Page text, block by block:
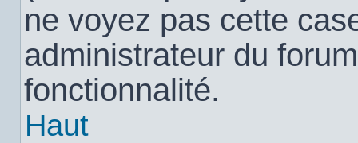
ne voyez pas cette
administrateur du
fonctionnalité.
Haut